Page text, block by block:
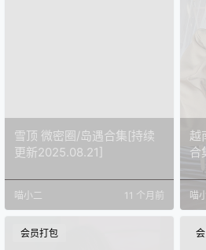
雪顶 微密圈/岛遇合集[持续
更新2025.08.21]
喵小二 11 个月前
越
合
喵
会员打包